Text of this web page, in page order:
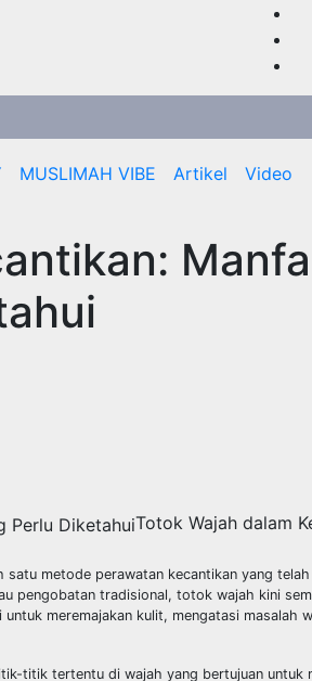
MUSLIMAH VIBE Artikel Video
Totok Wajah dalam
satu metode perawatan kecantikan yang
pengobatan tradisional, totok wajah kini
meremajakan kulit, mengatasi masalah
titik tertentu di wajah yang bertujuan untuk